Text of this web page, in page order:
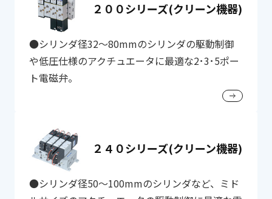
２００シリーズ(クリーン機器)
●シリンダ径32～80mmのシリンダの駆動制御
や低圧仕様のアクチュエータに最適な2･3･5ポー
ト電磁弁。
２４０シリーズ(クリーン機器)
●シリンダ径50～100mmのシリンダなど、ミド